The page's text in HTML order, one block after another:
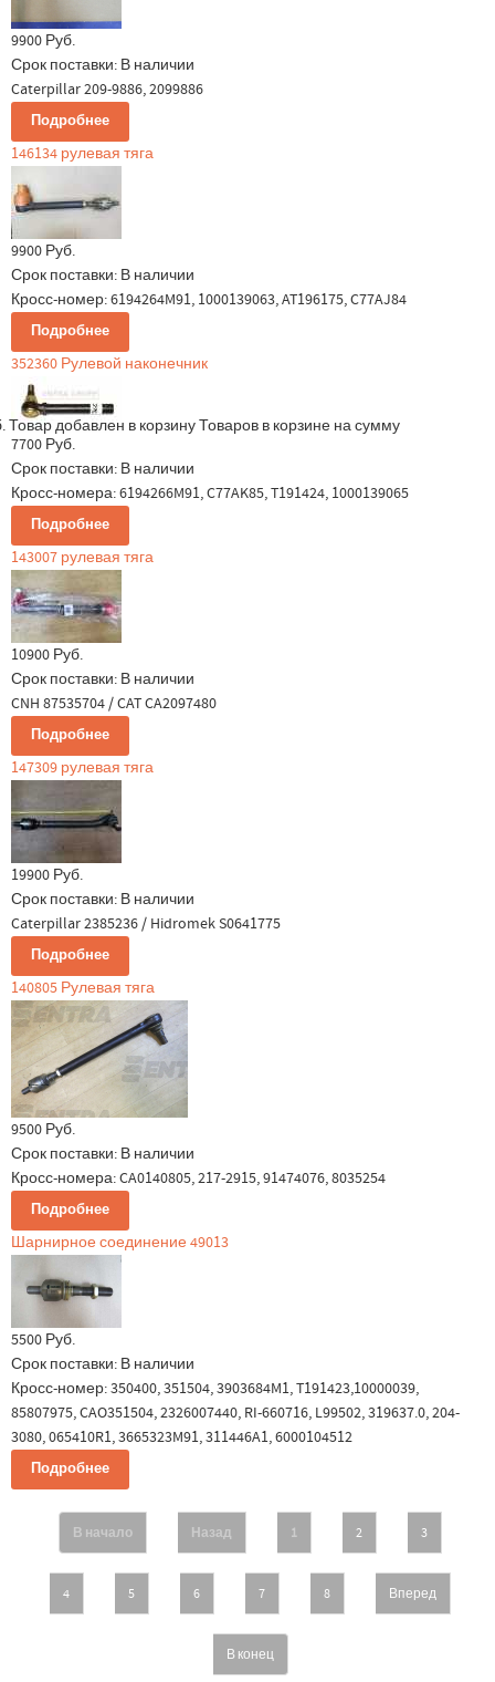
Товар добавлен в корзину Товаров в корзине на сумму
9900 Руб.
Срок поставки: В наличии
Caterpillar 209-9886, 2099886
Подробнее
146134 рулевая тяга
9900 Руб.
Срок поставки: В наличии
Кросс-номер: 6194264M91, 1000139063, AT196175, C77AJ84
Подробнее
352360 Рулевой наконечник
7700 Руб.
Срок поставки: В наличии
Кросс-номера: 6194266M91, C77AK85, T191424, 1000139065
Подробнее
143007 рулевая тяга
10900 Руб.
Срок поставки: В наличии
CNH 87535704 / CAT CA2097480
Подробнее
147309 рулевая тяга
19900 Руб.
Срок поставки: В наличии
Caterpillar 2385236 / Hidromek S0641775
Подробнее
140805 Рулевая тяга
9500 Руб.
Срок поставки: В наличии
Кросс-номера: CA0140805, 217-2915, 91474076, 8035254
Подробнее
Шарнирное соединение 49013
5500 Руб.
Срок поставки: В наличии
Кросс-номер: 350400, 351504, 3903684M1, T191423,10000039,
85807975, CAO351504, 2326007440, RI-660716, L99502, 319637.0, 204-
3080, 065410R1, 3665323M91, 311446A1, 6000104512
Подробнее
В начало Назад 1 2 3
4 5 6 7 8 Вперед
В конец